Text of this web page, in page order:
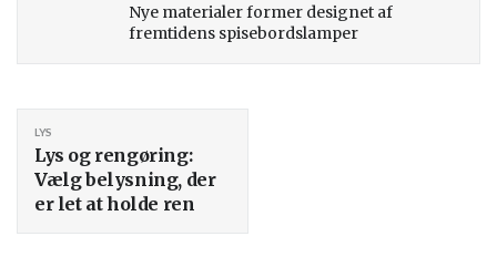
Nye materialer former designet af
fremtidens spisebordslamper
Lys og rengøring:
Vælg belysning, der
er let at holde ren
LYS